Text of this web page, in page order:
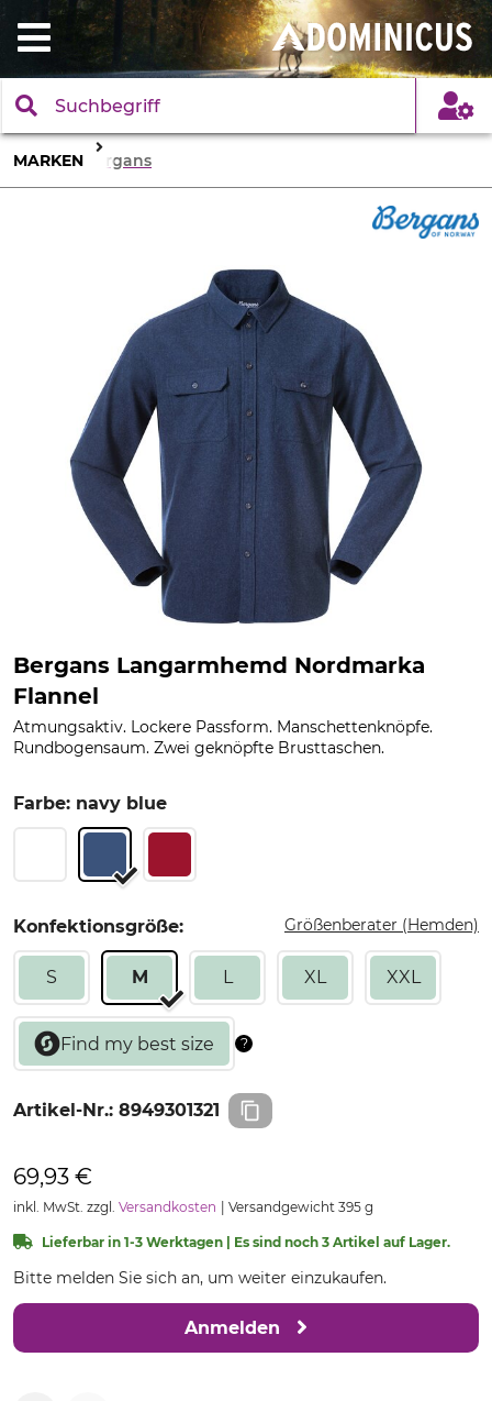
MARKEN Bergans
Bergans Langarmhemd Nordmarka
Flannel
Atmungsaktiv. Lockere Passform. Manschettenknöpfe.
Rundbogensaum. Zwei geknöpfte Brusttaschen.
Farbe: navy blue
Konfektionsgröße: Größenberater (Hemden)
S M L XL XXL
Artikel-Nr.: 8949301321
69,93 €
inkl. MwSt. zzgl. Versandkosten Versandgewicht 395 g
Lieferbar in 1-3 Werktagen | Es sind noch 3 Artikel auf Lager.
Bitte melden Sie sich an, um weiter einzukaufen.
Anmelden